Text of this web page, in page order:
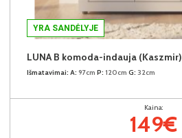
YRA SANDĖLYJE
LUNA B komoda-indauja (Kaszmir)
Išmatavimai: A: 97cm P: 120cm G: 32cm
Kaina:
149€